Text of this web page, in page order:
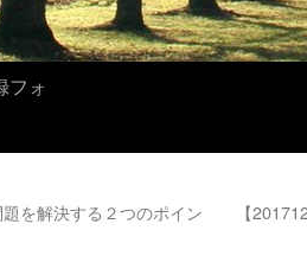
フォ
を解決する２つのポイン
【